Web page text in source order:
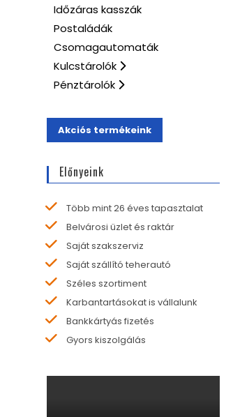
Időzáras kasszák
Postaládák
Csomagautomaták
Kulcstárolók
Pénztárolók
Akciós termékeink
Előnyeink
Több mint 26 éves tapasztalat
Belvárosi üzlet és raktár
Saját szakszerviz
Saját szállító teherautó
Széles szortiment
Karbantartásokat is vállalunk
Bankkártyás fizetés
Gyors kiszolgálás